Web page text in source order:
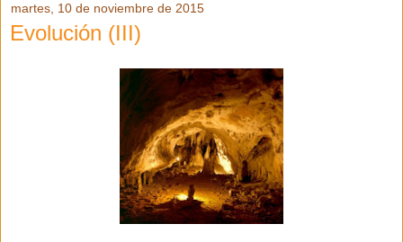
martes, 10 de noviembre de 2015
Evolución (III)